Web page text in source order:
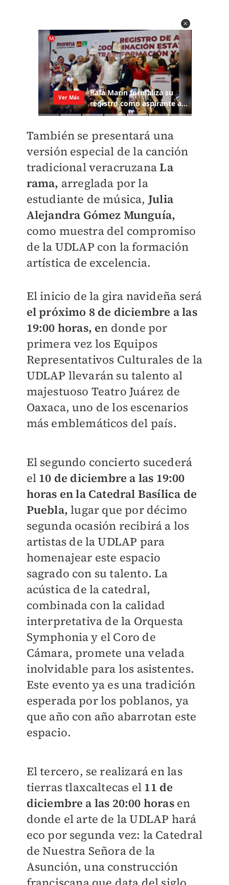
También se presentará una
versión especial de la canción
tradicional veracruzanaLa
rama, arreglada por la
estudiante de música, Julia
Alejandra Gómez Munguía,
como muestra del compromiso
de la UDLAP con la formación
artística de excelencia.
El inicio de la gira navideña será
el próximo 8 de diciembre a las
19:00 horas, en donde por
primera vez los Equipos
Representativos Culturales de la
UDLAP llevarán su talento al
majestuoso Teatro Juárez de
Oaxaca, uno de los escenarios
más emblemáticos del país.
El segundo concierto sucederá
el10 de diciembre a las 19:00
horas en la Catedral Basílica de
Puebla, lugar que por décimo
segunda ocasión recibirá a los
artistas de la UDLAP para
homenajear este espacio
sagrado con su talento. La
acústica de la catedral,
combinada con la calidad
interpretativa de la Orquesta
Symphonia y el Coro de
Cámara, promete una velada
inolvidable para los asistentes.
Este evento ya es una tradición
esperada por los poblanos, ya
que año con año abarrotan este
espacio.
El tercero, se realizará en las
tierras tlaxcaltecas el 11 de
diciembre a las 20:00 horasen
donde el arte de la UDLAP hará
eco por segunda vez: la Catedral
de Nuestra Señora de la
Asunción, una construcción